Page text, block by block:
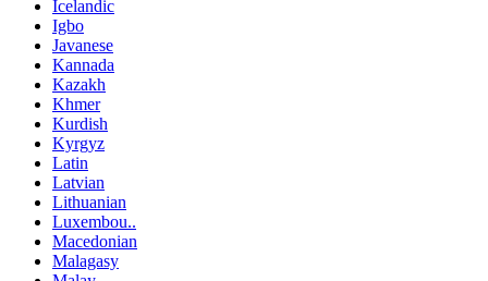
Icelandic
Igbo
Javanese
Kannada
Kazakh
Khmer
Kurdish
Kyrgyz
Latin
Latvian
Lithuanian
Luxembou..
Macedonian
Malagasy